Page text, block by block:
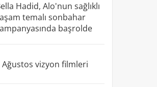
Hadid, Alo'nun sağlıklı
temalı sonbahar
başrolde
Ağustos vizyon filmleri